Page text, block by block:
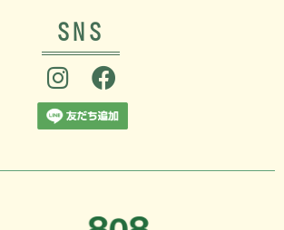
SNS